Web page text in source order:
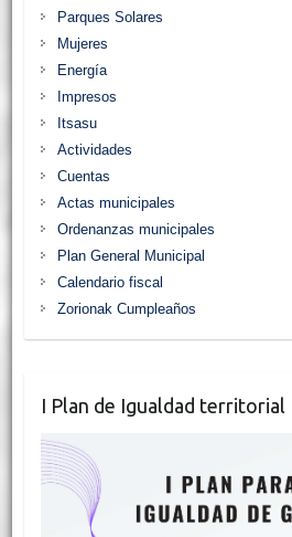
Parques Solares
Mujeres
Energía
Impresos
Itsasu
Actividades
Cuentas
Actas municipales
Ordenanzas municipales
Plan General Municipal
Calendario fiscal
Zorionak Cumpleaños
I Plan de Igualdad territorial